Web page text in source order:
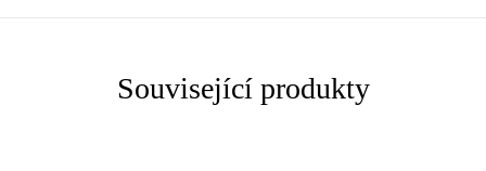
Související produkty